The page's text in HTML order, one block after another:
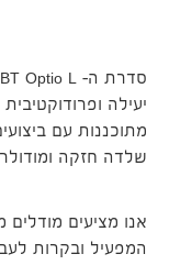
יעילה
מתוכננות עם
שלדה חזקה
אנו מציעים
המפעיל ובקרות